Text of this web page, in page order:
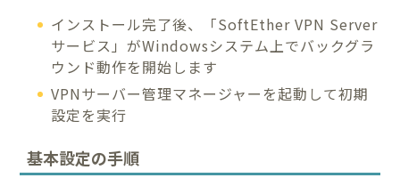
インストール完了後、「SoftEther VPN Server
サービス」がWindowsシステム上でバックグラ
ウンド動作を開始します
VPNサーバー管理マネージャーを起動して初期
設定を実行
基本設定の手順